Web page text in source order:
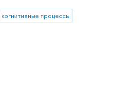
когнитивные процессы